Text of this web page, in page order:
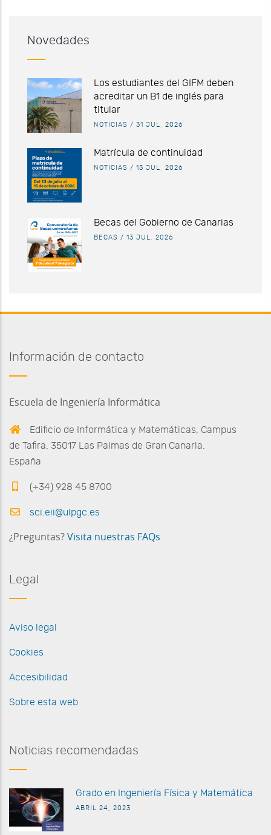
Novedades
Los estudiantes del GIFM deben
acreditar un B1 de inglés para
titular
NOTICIAS / 31 JUL, 2026
Matrícula de continuidad
NOTICIAS / 13 JUL, 2026
Becas del Gobierno de Canarias
BECAS / 13 JUL, 2026
Información de contacto
Escuela de Ingeniería Informática
Edificio de Informática y Matemáticas, Campus
de Tafira. 35017 Las Palmas de Gran Canaria.
España
(+34) 928 45 8700
sci.eii@ulpgc.es
¿Preguntas? Visita nuestras FAQs
Legal
Aviso legal
Cookies
Accesibilidad
Sobre esta web
Noticias recomendadas
Grado en Ingeniería Física y Matemática
ABRIL 24, 2023